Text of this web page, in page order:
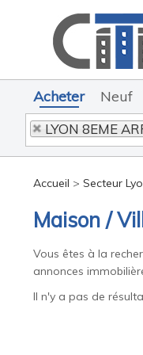
Acheter Neuf
LYON 8EME
Accueil > Secteur
Maison /
Vous êtes à la
annonces
Il n'y a pas de